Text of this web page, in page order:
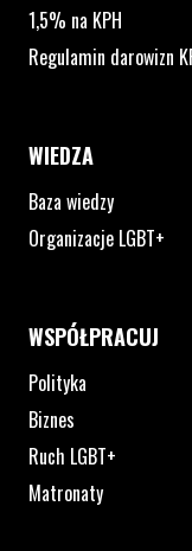
1,5% na KPH
Regulamin darowizn
WIEDZA
Baza wiedzy
Organizacje LGBT+
WSPÓŁPRACUJ
Polityka
Biznes
Ruch LGBT+
Matronaty